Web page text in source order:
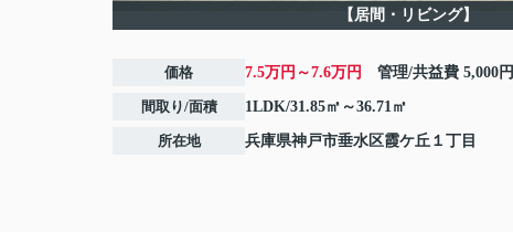
【居間・リビング】
価格 7.5万円～7.6万円 管理/共益費 5,000円
間取り/面積 1LDK/31.85㎡～36.71㎡
所在地 兵庫県神戸市垂水区霞ケ丘 １丁目